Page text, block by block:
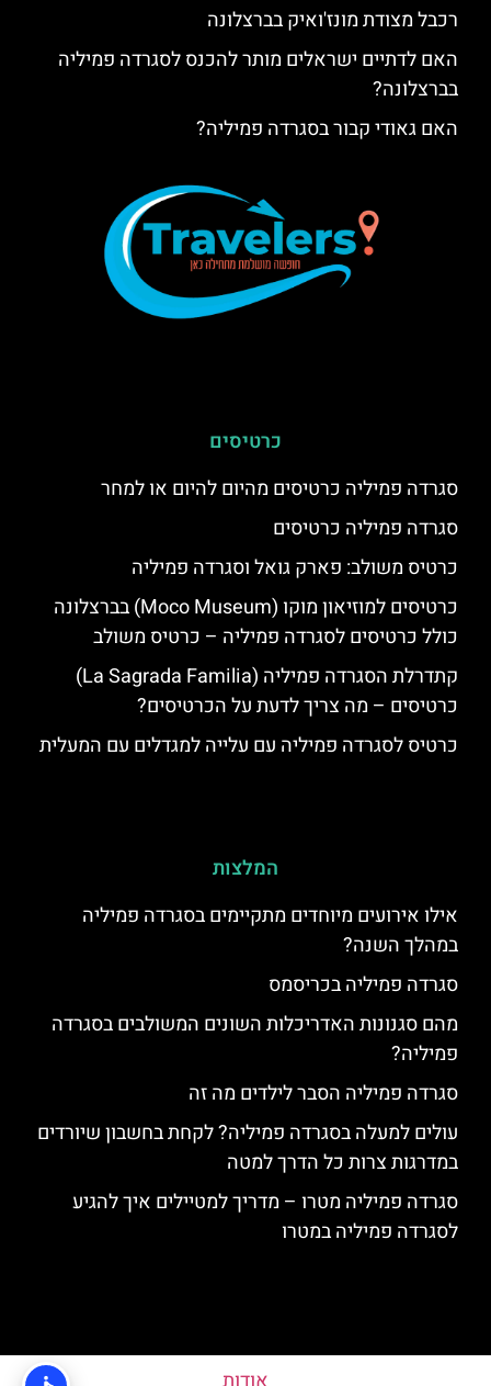
רכבל מצודת מונז'ואיק בברצלונה
האם לדתיים ישראלים מותר להכנס לסגרדה פמיליה
בברצלונה?
האם גאודי קבור בסגרדה פמיליה?
כרטיסים
סגרדה פמיליה כרטיסים מהיום להיום או למחר
סגרדה פמיליה כרטיסים
כרטיס משולב: פארק גואל וסגרדה פמיליה
כרטיסים למוזיאון מוקו (Moco Museum) בברצלונה
כולל כרטיסים לסגרדה פמיליה – כרטיס משולב
קתדרלת הסגרדה פמיליה (La Sagrada Familia)
כרטיסים – מה צריך לדעת על הכרטיסים?
כרטיס לסגרדה פמיליה עם עלייה למגדלים עם המעלית
המלצות
אילו אירועים מיוחדים מתקיימים בסגרדה פמיליה
במהלך השנה?
סגרדה פמיליה בכריסמס
מהם סגנונות האדריכלות השונים המשולבים בסגרדה
פמיליה?
סגרדה פמיליה הסבר לילדים מה זה
עולים למעלה בסגרדה פמיליה? לקחת בחשבון שיורדים
במדרגות צרות כל הדרך למטה
סגרדה פמיליה מטרו – מדריך למטיילים איך להגיע
לסגרדה פמיליה במטרו